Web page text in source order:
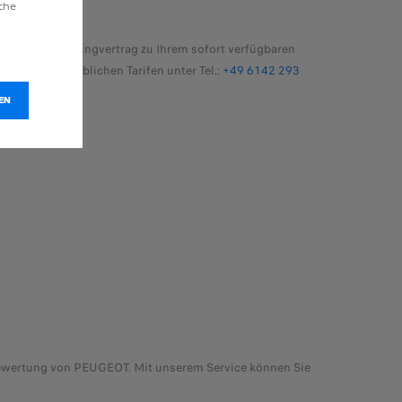
Einen Leasingvertrag zu Ihrem sofort verfügbaren
zu ortsüblichen Tarifen unter Tel.: +49 6142 293
von PEUGEOT. Mit unserem Service können Sie